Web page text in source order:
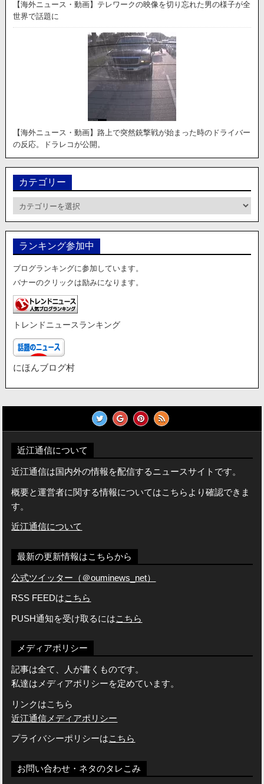
【海外ニュース・動画】テレワークの映像を切り忘れた男の様子が全
世界で話題に
【海外ニュース・動画】路上で突然銃撃戦が始まった時のドライバー
の反応。ドラレコが公開。
カテゴリー
テ
リ
ランキング参加中
ブログランキングに参加しています。
バナーのクリックは励みになります。
トレンドニュースランキング
にほんブログ村
近江通信について
近江通信は国内外の情報を配信するニュースサイトです。
概要と運営者に関する情報についてはこちらより確認できま
す。
近江通信について
最新の更新情報はこちらから
公式ツイッター（＠ouminews_net）
RSS FEEDはこちら
PUSH通知を受け取るにはこちら
メディアポリシー
記事は全て、人が書くものです。
私達はメディアポリシーを定めています。
リンクはこちら
近江通信メディアポリシー
プライバシーポリシーはこちら
お問い合わせ・ネタのタレこみ